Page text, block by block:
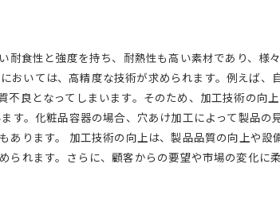
食性と強度を持ち、耐熱性も高い素材であり、様
おいては、高精度な技術が求められます。例えば、
良となってしまいます。そのため、加工技術の向
。化粧品容器の場合、穴あけ加工によって製品の
ります。 加工技術の向上は、製品品質の向上や設
れます。さらに、顧客からの要望や市場の変化に